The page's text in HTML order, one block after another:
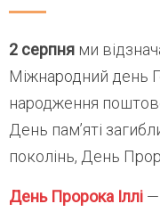
2 серпня ми
Міжнародний день
народження
День пам’яті
поколінь, День
День Пророка Іллі —